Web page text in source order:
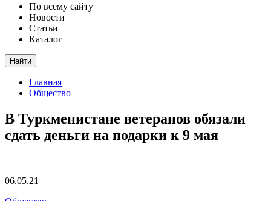
По всему сайту
Новости
Статьи
Каталог
Найти
Главная
Общество
В Туркменистане ветеранов обязали
сдать деньги на подарки к 9 мая
06.05.21